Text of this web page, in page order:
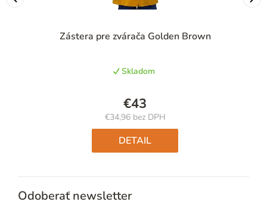
Zástera pre zvárača Golden Brown
Skladom
€43
€34,96 bez DPH
Jednotková
cena:
DETAIL
Odoberať newsletter